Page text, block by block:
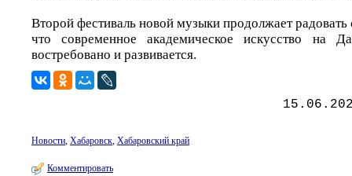
Второй фестиваль новой музыки продолжает радовать
что современное академическое искусство на
востребовано и развивается.
Новости, Хабаровск, Хабаровский край
Комментировать